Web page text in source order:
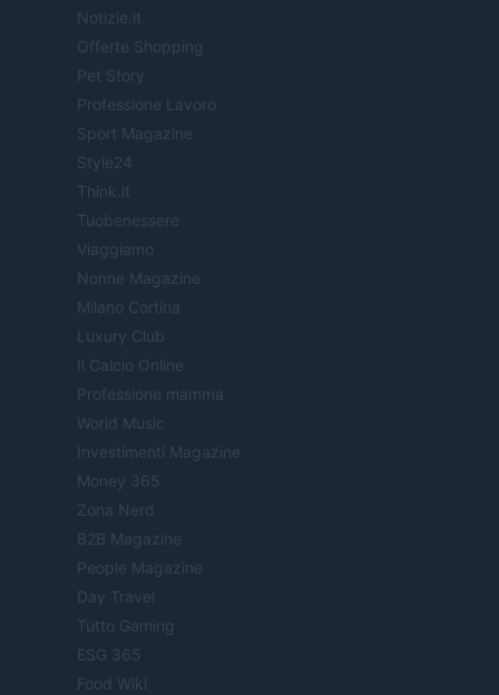
Notizie.it
Offerte Shopping
Pet Story
Professione Lavoro
Sport Magazine
Style24
Think.it
Tuobenessere
Viaggiamo
Nonne Magazine
Milano Cortina
Luxury Club
Il Calcio Online
Professione mamma
World Music
Investimenti Magazine
Money 365
Zona Nerd
B2B Magazine
People Magazine
Day Travel
Tutto Gaming
ESG 365
Food Wiki